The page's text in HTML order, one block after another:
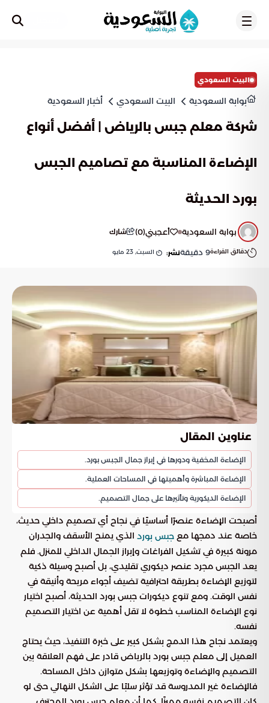
البيت السعودي
بوابة السعودية البيت السعودي أخبار السعودية
شركة معلم جبس بالرياض | أفضل أنواع
الإضاءة المناسبة مع تصاميم الجبس
بورد الحديثة
بوابة السعودية أعجبني(
0
) شارك
دقائق القراءة9 دقيقةنشر: السبت, 23 مايو
عناوين المقال
الإضاءة المخفية ودورها في إبراز جمال الجبس بورد.
الإضاءة المباشرة وأهميتها في المساحات العملية.
الإضاءة الديكورية وتأثيرها على جمال التصميم.
أصبحت الإضاءة عنصرًا أساسيًا في نجاح أي تصميم داخلي حديث،
خاصة عند دمجها مع جبس بورد الذي يمنح الأسقف والجدران
مرونة كبيرة في تشكيل الفراغات وإبراز الجمال الداخلي للمنزل. فلم
يعد الجبس مجرد عنصر ديكوري تقليدي، بل أصبح وسيلة ذكية
لتوزيع الإضاءة بطريقة احترافية تضيف أجواء مريحة وأنيقة في
نفس الوقت. ومع تنوع ديكورات جبس بورد الحديثة، أصبح اختيار
نوع الإضاءة المناسب خطوة لا تقل أهمية عن اختيار التصميم
نفسه.
ويعتمد نجاح هذا الدمج بشكل كبير على خبرة التنفيذ، حيث يحتاج
العميل إلى معلم جبس بورد بالرياض قادر على فهم العلاقة بين
التصميم والإضاءة وتوزيعها بشكل متوازن داخل المساحة.
فالإضاءة غير المدروسة قد تؤثر سلبًا على الشكل النهائي حتى لو